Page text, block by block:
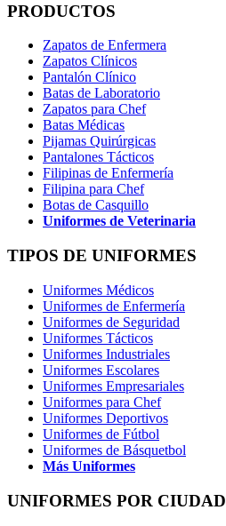
PRODUCTOS
Zapatos de Enfermera
Zapatos Clínicos
Pantalón Clínico
Batas de Laboratorio
Zapatos para Chef
Batas Médicas
Pijamas Quirúrgicas
Pantalones Tácticos
Filipinas de Enfermería
Filipina para Chef
Botas de Casquillo
Uniformes de Veterinaria
TIPOS DE UNIFORMES
Uniformes Médicos
Uniformes de Enfermería
Uniformes de Seguridad
Uniformes Tácticos
Uniformes Industriales
Uniformes Escolares
Uniformes Empresariales
Uniformes para Chef
Uniformes Deportivos
Uniformes de Fútbol
Uniformes de Básquetbol
Más Uniformes
UNIFORMES POR CIUDAD